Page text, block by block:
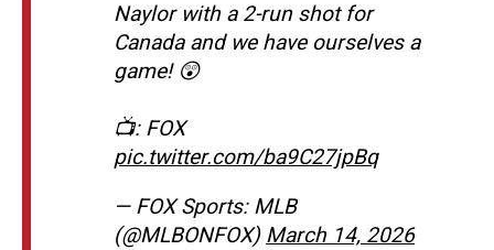
Naylor with a 2-run shot for
Canada and we have ourselves a
game! 😲
📺: FOX
pic.twitter.com/ba9C27jpBq
— FOX Sports: MLB
(@MLBONFOX) March 14, 2026